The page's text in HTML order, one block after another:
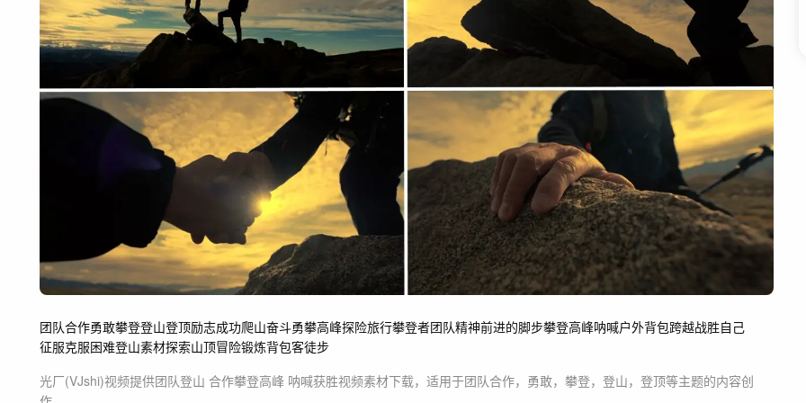
团队合作勇敢攀登登山登顶励志成功爬山奋斗勇攀高峰探险旅行攀登者团队精神前进的脚步攀登高峰呐喊户外背包跨越战胜自己
征服克服困难登山素材探索山顶冒险锻炼背包客徒步
光厂(VJshi)视频提供团队登山 合作攀登高峰 呐喊获胜视频素材下载，适用于团队合作，勇敢，攀登，登山，登顶等主题的内容创